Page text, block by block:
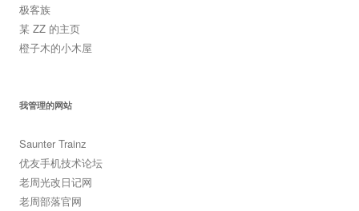
极客族
某 ZZ 的主页
橙子木的小木屋
我管理的网站
Saunter Trainz
优友手机技术论坛
老周光改日记网
老周部落官网